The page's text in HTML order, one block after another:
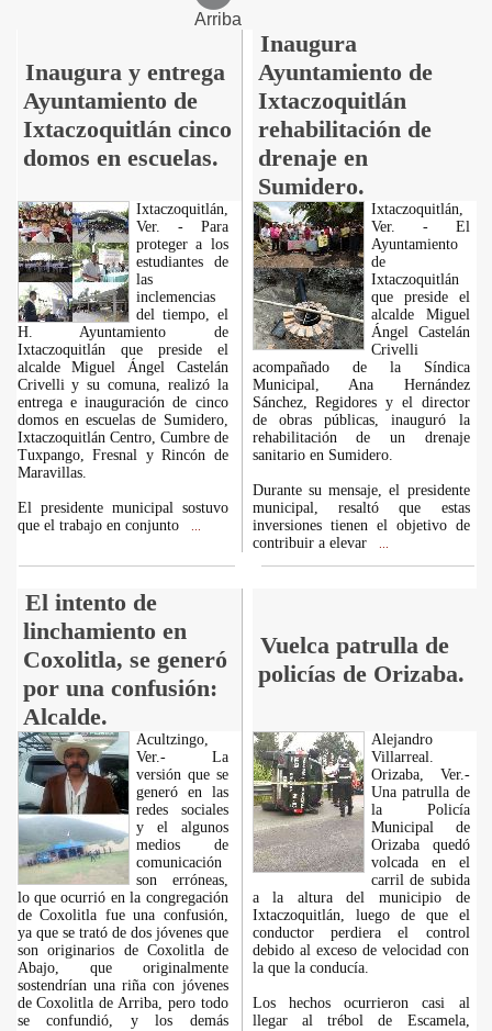
Arriba
Inaugura y entrega
Ayuntamiento de
Ixtaczoquitlán cinco
domos en escuelas.
Inaugura
Ayuntamiento de
Ixtaczoquitlán
rehabilitación de
drenaje en
Sumidero.
Ixtaczoquitlán,
Ver. - Para
proteger a los
estudiantes de
las
inclemencias
del tiempo, el
H. Ayuntamiento de
Ixtaczoquitlán que preside el
alcalde Miguel Ángel Castelán
Crivelli y su comuna, realizó la
entrega e inauguración de cinco
domos en escuelas de Sumidero,
Ixtaczoquitlán Centro, Cumbre de
Tuxpango, Fresnal y Rincón de
Maravillas.
El presidente municipal sostuvo
que el trabajo en conjunto
Ixtaczoquitlán,
Ver. - El
Ayuntamiento
de
Ixtaczoquitlán
que preside el
alcalde Miguel
Ángel Castelán
Crivelli
acompañado de la Síndica
Municipal, Ana Hernández
Sánchez, Regidores y el director
de obras públicas, inauguró la
rehabilitación de un drenaje
sanitario en Sumidero.
Durante su mensaje, el presidente
municipal, resaltó que estas
inversiones tienen el objetivo de
contribuir a elevar
El intento de
linchamiento en
Coxolitla, se generó
por una confusión:
Alcalde.
Vuelca patrulla de
policías de Orizaba.
Acultzingo,
Ver.- La
versión que se
generó en las
redes sociales
y el algunos
medios de
comunicación
son erróneas,
lo que ocurrió en la congregación
de Coxolitla fue una confusión,
ya que se trató de dos jóvenes que
son originarios de Coxolitla de
Abajo, que originalmente
sostendrían una riña con jóvenes
de Coxolitla de Arriba, pero todo
se confundió, y los demás
Alejandro
Villarreal.
Orizaba, Ver.-
Una patrulla de
la Policía
Municipal de
Orizaba quedó
volcada en el
carril de subida
a la altura del municipio de
Ixtaczoquitlán, luego de que el
conductor perdiera el control
debido al exceso de velocidad con
la que la conducía.
Los hechos ocurrieron casi al
llegar al trébol de Escamela,